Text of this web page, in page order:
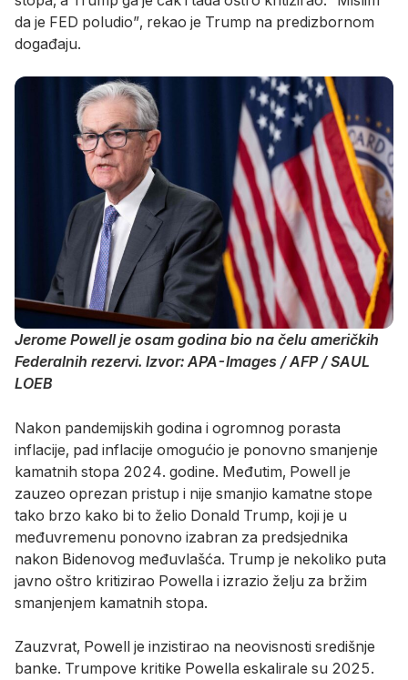
by
Mandel
/
da je FED poludio”, rekao je Trump na predizbornom
događaju.
Jerome Powell je osam godina bio na čelu američkih
Federalnih rezervi. Izvor: APA-Images / AFP / SAUL
LOEB
Nakon pandemijskih godina i ogromnog porasta
inflacije, pad inflacije omogućio je ponovno smanjenje
kamatnih stopa 2024. godine. Međutim, Powell je
zauzeo oprezan pristup i nije smanjio kamatne stope
tako brzo kako bi to želio Donald Trump, koji je u
međuvremenu ponovno izabran za predsjednika
nakon Bidenovog međuvlašća. Trump je nekoliko puta
javno oštro kritizirao Powella i izrazio želju za bržim
smanjenjem kamatnih stopa.
Zauzvrat, Powell je inzistirao na neovisnosti središnje
banke. Trumpove kritike Powella eskalirale su 2025.